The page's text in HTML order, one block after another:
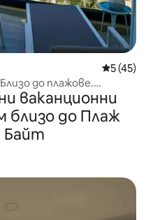
Средна
5 (45)
до плажове.
ваканционни
близо до Плаж